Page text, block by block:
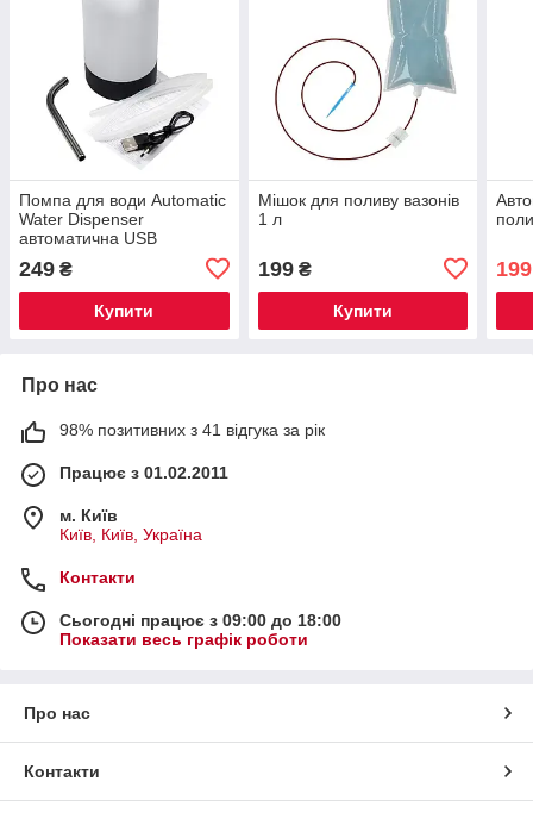
Помпа для води Automatic
Water Dispenser
автоматична USB
249 ₴
Купити
Мішок для поливу вазонів
1 л
199₴
Купити
199
Про нас
98% позитивних з 41 відгука за рік
Працює з 01.02.2011
м. Київ
Київ, Київ, Україна
Контакти
Сьогодні працює з 09:00 до 18:00
Показати весь графік роботи
Про нас
Контакти